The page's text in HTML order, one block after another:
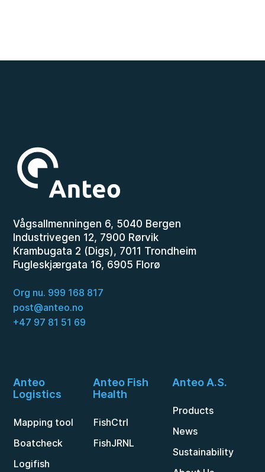
Vågsallmenningen 6, 5040 Bergen
Industrivegen 12, 7900 Rørvik
Krambugata 2 (Digs), 7011 Trondheim
Fugleskjærgata 16, 6905 Florø
Org nu. 999 168 817
post@anteo.no
+47 97 81 51 69
Anteo
Logistics
Mapping tool
Boatcheck
Logifish
Anteo Fish
Health
FishCtrl
FishJRNL
Anteo A.S.
Products
News
Sustainability